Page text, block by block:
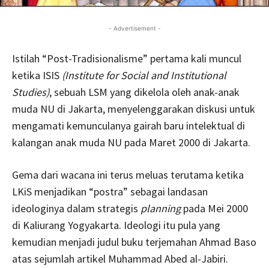
- Advertisement -
Istilah “Post-Tradisionalisme” pertama kali muncul
ketika ISIS (Institute for Social and Institutional
Studies), sebuah LSM yang dikelola oleh anak-anak
muda NU di Jakarta, menyelenggarakan diskusi untuk
mengamati kemunculanya gairah baru intelektual di
kalangan anak muda NU pada Maret 2000 di Jakarta.
Gema dari wacana ini terus meluas terutama ketika
LKiS menjadikan “postra” sebagai landasan
ideologinya dalam strategis planningpada Mei 2000
di Kaliurang Yogyakarta. Ideologi itu pula yang
kemudian menjadi judul buku terjemahan Ahmad Baso
atas sejumlah artikel Muhammad Abed al-Jabiri.